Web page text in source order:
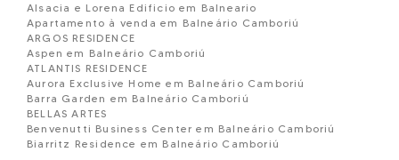
Alsacia e Lorena Edificio em Balneario
Apartamento à venda em Balneário Camboriú
ARGOS RESIDENCE
Aspen em Balneário Camboriú
ATLANTIS RESIDENCE
Aurora Exclusive Home em Balneário Camboriú
Barra Garden em Balneário Camboriú
BELLAS ARTES
Benvenutti Business Center em Balneário Camboriú
Biarritz Residence em Balneário Camboriú